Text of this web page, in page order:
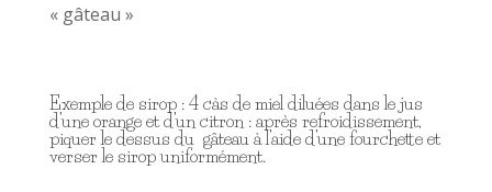
« gâteau »
Exemple de sirop : 4 càs de miel diluées dans le jus
d’une orange et d’un citron : après refroidissement,
piquer le dessus du gâteau à l’aide d’une fourchette et
verser le sirop uniformément.